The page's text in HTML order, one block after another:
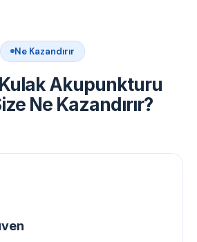
Ne Kazandırır
Akupunkturu
Ne Kazandırır?